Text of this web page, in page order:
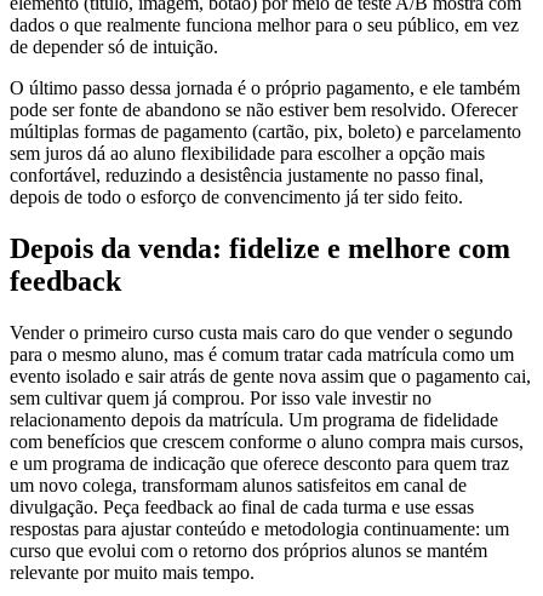
dados o que realmente funciona melhor para o seu público, em vez
de depender só de intuição.
O último passo dessa jornada é o próprio pagamento, e ele também
pode ser fonte de abandono se não estiver bem resolvido. Oferecer
múltiplas formas de pagamento (cartão, pix, boleto) e parcelamento
sem juros dá ao aluno flexibilidade para escolher a opção mais
confortável, reduzindo a desistência justamente no passo final,
depois de todo o esforço de convencimento já ter sido feito.
Depois da venda: fidelize e melhore com
feedback
Vender o primeiro curso custa mais caro do que vender o segundo
para o mesmo aluno, mas é comum tratar cada matrícula como um
evento isolado e sair atrás de gente nova assim que o pagamento cai,
sem cultivar quem já comprou. Por isso vale investir no
relacionamento depois da matrícula. Um programa de fidelidade
com benefícios que crescem conforme o aluno compra mais cursos,
e um programa de indicação que oferece desconto para quem traz
um novo colega, transformam alunos satisfeitos em canal de
divulgação. Peça feedback ao final de cada turma e use essas
respostas para ajustar conteúdo e metodologia continuamente: um
curso que evolui com o retorno dos próprios alunos se mantém
relevante por muito mais tempo.